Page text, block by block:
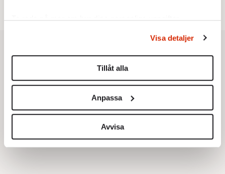
Ta reda på mer om hur dina personliga uppgifter
Du kan ändra eller dra tillbaka ditt samtycke när som
helst från cookie-förklaringen.
Vi använder enhetsidentifierare för att anpassa innehållet
för sociala medier och analysera vår trafik. Vi
vidarebefordrar även sådana identifierare och annan
information från din enhet till de sociala medier och
annons- och analysföretag som vi samarbetar med.
Visa detaljer
Tillåt alla
Anpassa
Avvisa